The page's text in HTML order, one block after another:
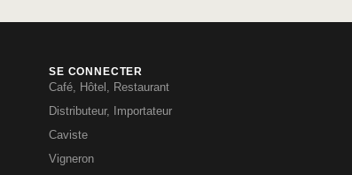
SE CONNECTER
Café, Hôtel, Restaurant
Distributeur, Importateur
Caviste
Vigneron